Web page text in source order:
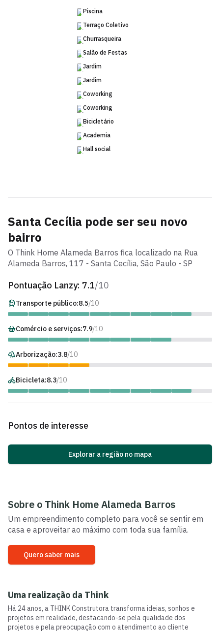
Piscina
Terraço Coletivo
Churrasqueira
Salão de Festas
Jardim
Jardim
Coworking
Coworking
Bicicletário
Academia
Hall social
Santa Cecília pode ser seu novo
bairro
O Think Home Alameda Barros fica localizado na Rua
Alameda Barros, 117 - Santa Cecília, São Paulo - SP
Pontuação Lanzy: 7.1/10
Transporte público:8.5/10
Comércio e serviços:7.9/10
Arborização:3.8/10
Bicicleta:8.3/10
Pontos de interesse
Explorar a região no mapa
Sobre o Think Home Alameda Barros
Um empreendimento completo para você se sentir em
casa e aproveitar ao máximo com toda sua família.
Quero saber mais
Uma realização da Think
Há 24 anos, a THINK Construtora transforma ideias, sonhos e
projetos em realidade, destacando-se pela qualidade dos
projetos e pela preocupação com o atendimento ao cliente